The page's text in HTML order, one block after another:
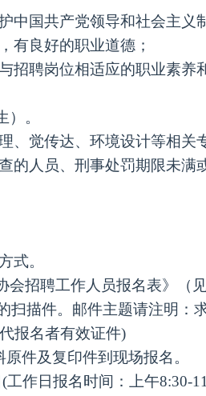
中国共产党领导和社会主义
有良好的职业道德；
招聘岗位相适应的职业素养
。
、觉传达、环境设计等相关
的人员、刑事处罚期限未满
式。
招聘工作人员报名表》（
扫描件。邮件主题请注明：
报名者有效证件)
件及复印件到现场报名。
(工作日报名时间：上午8:30-